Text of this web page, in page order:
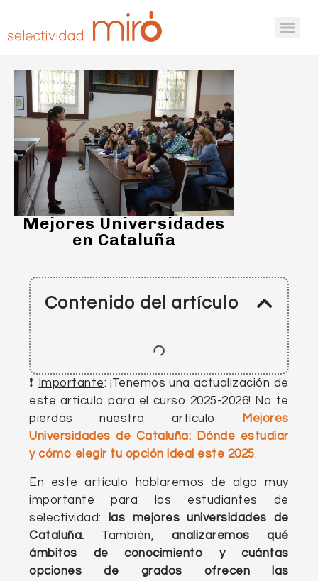
Mejores Universidades
en Cataluña
Contenido del artículo
❗ Importante: ¡Tenemos una actualización de
este artículo para el curso 2025-2026! No te
pierdas nuestro artículo
Mejores
Universidades de Cataluña: Dónde estudiar
y cómo elegir tu opción ideal este 2025.
En este artículo hablaremos de algo muy
importante para los estudiantes de
selectividad:
las mejores universidades de
Cataluña. También, analizaremos qué
ámbitos de conocimiento y cuántas
opciones de grados ofrecen las